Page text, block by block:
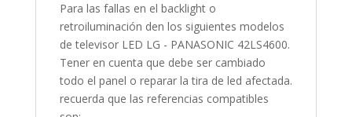
Para las fallas en el backlight o
retroiluminación den los siguientes modelos
de televisor LED LG - PANASONIC 42LS4600.
Tener en cuenta que debe ser cambiado
todo el panel o reparar la tira de led afectada.
recuerda que las referencias compatibles